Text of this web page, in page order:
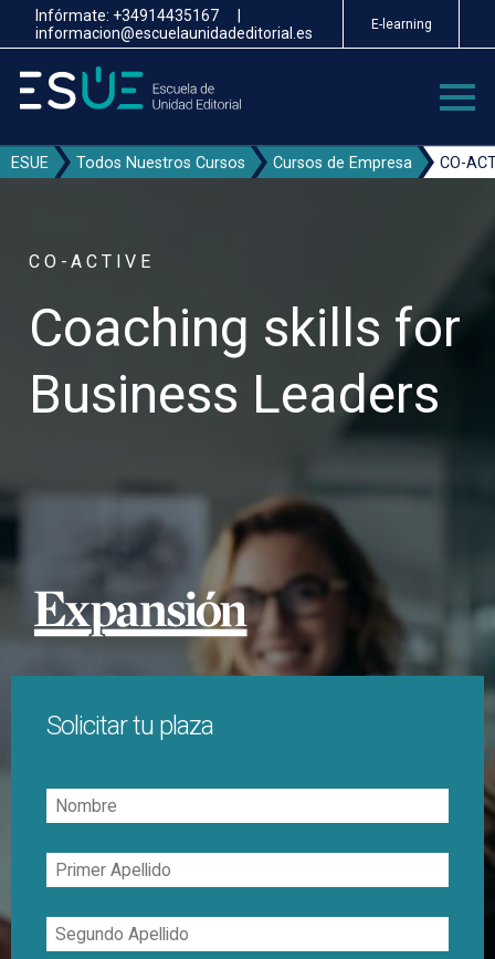
Pasar
contenido
principal
Infórmate: +34914435167
|
informacion@escuelaunidadeditorial.es
E-learning
ESUE Todos Nuestros Cursos Cursos de Empresa CO-
CO-ACTIVE
Coaching skills for
Business Leaders
Solicitar tu plaza
Nombre
Primer
Apellido
Segundo
Apellido